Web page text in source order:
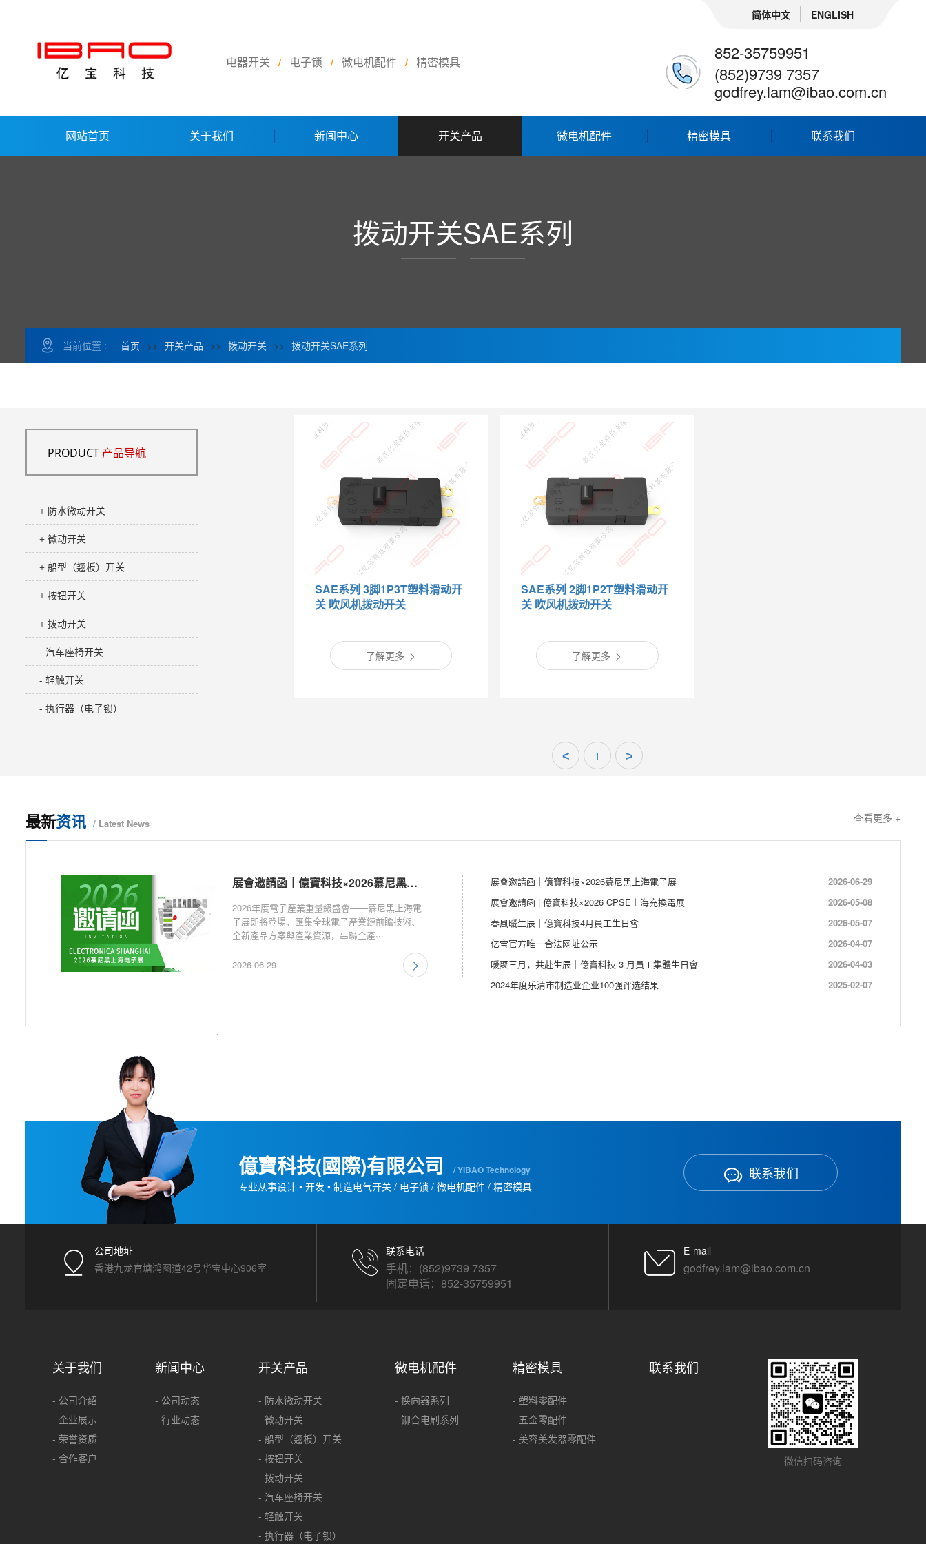
电器开关 / 电子锁 / 微电机配件 / 精密模具
852-35759951
(852)9739 7357
godfrey.lam@ibao.com.cn
简体中文 ENGLISH
网站首页 关于我们 新闻中心 开关产品 微电机配件 精密模具 联系我们
拨动开关SAE系列
当前位置 : 首页 >> 开关产品 >> 拨动开关 >> 拨动开关SAE系列
PRODUCT 产品导航
+ 防水微动开关
+ 微动开关
+ 船型（翘板）开关
+ 按钮开关
+ 拨动开关
- 汽车座椅开关
- 轻触开关
- 执行器（电子锁）
SAE系列 3脚1P3T塑料滑动开
关 吹风机拨动开关
了解更多
SAE系列 2脚1P2T塑料滑动开
关 吹风机拨动开关
了解更多
< 1 >
最新资讯 / Latest News 查看更多 +
展會邀請函｜億寶科技×2026慕尼黑上海電子展
2026年度電子產業重量級盛會——慕尼黑上海電
子展即將登場，匯集全球電子產業鏈前瞻技術、
全新產品方案與產業資源，串聯全產···
2026-06-29
展會邀請函｜億寶科技×2026慕尼黑上海電子展
2026-06-29
展會邀請函 | 億寶科技×2026 CPSE上海充換電展
2026-05-08
春風暖生辰｜億寶科技4月員工生日會
2026-05-07
亿宝官方唯一合法网址公示
2026-04-07
暖聚三月，共赴生辰｜億寶科技 3 月員工集體生日會
2026-04-03
2024年度乐清市制造业企业100强评选结果
2025-02-07
億寶科技(國際)有限公司 / YIBAO Technology
专业从事设计 • 开发 • 制造电气开关 / 电子锁 / 微电机配件 / 精密模具
联系我们
公司地址
香港九龙官塘鸿图道42号华宝中心906室
联系电话
手机：(852)9739 7357
固定电话：852-35759951
E-mail
godfrey.lam@ibao.com.cn
关于我们
- 公司介绍
- 企业展示
- 荣誉资质
- 合作客户
新闻中心
- 公司动态
- 行业动态
开关产品
- 防水微动开关
- 微动开关
- 船型（翘板）开关
- 按钮开关
- 拨动开关
- 汽车座椅开关
- 轻触开关
- 执行器（电子锁）
微电机配件
- 换向器系列
- 铆合电刷系列
精密模具
- 塑料零配件
- 五金零配件
- 美容美发器零配件
联系我们
微信扫码咨询